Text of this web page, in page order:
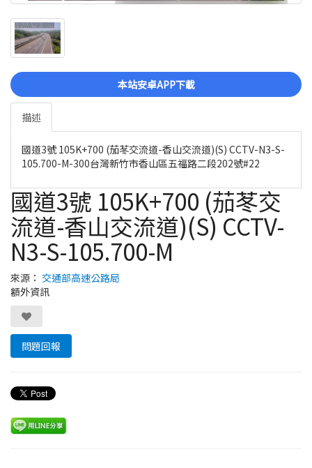
本站安卓APP下載
描述
國道3號 105K+700 (茄苳交流道-香山交流道)(S) CCTV-N3-S-
105.700-M-300台灣新竹市香山區五福路二段202號#22
國道3號 105K+700 (茄苳交
流道-香山交流道)(S) CCTV-
N3-S-105.700-M
來源： 交通部高速公路局
額外資訊
問題回報